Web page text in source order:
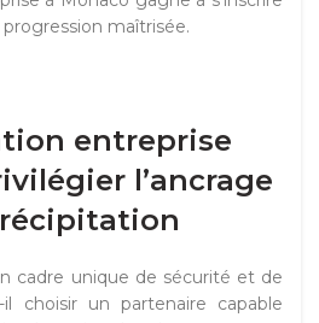
maîtrisée.
entreprise
l’ancrage
cadre unique de sécurité et de
choisir un partenaire capable